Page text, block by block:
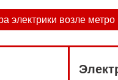
электрики возле метро